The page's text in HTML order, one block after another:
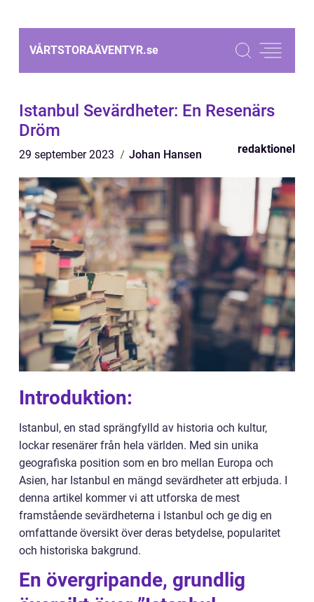
VÅRTSTORAÄVENTYR.se
Istanbul Sevärdheter: En Resenärs
Dröm
29 september 2023 Johan Hansen redaktionel
Introduktion:
Istanbul, en stad sprängfylld av historia och kultur,
lockar resenärer från hela världen. Med sin unika
geografiska position som en bro mellan Europa och
Asien, har Istanbul en mängd sevärdheter att erbjuda. I
denna artikel kommer vi att utforska de mest
framstående sevärdheterna i Istanbul och ge dig en
omfattande översikt över deras betydelse, popularitet
och historiska bakgrund.
En övergripande, grundlig